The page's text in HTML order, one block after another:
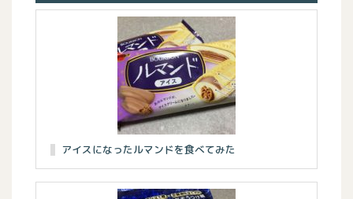
アイスになったルマンドを食べてみた